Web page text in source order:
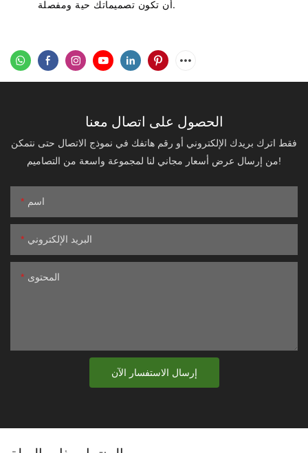
أن تكون تصميماتك حية ومفصلة.
الحصول على اتصال معنا
فقط اترك بريدك الإلكتروني أو رقم هاتفك في نموذج الاتصال حتى نتمكن
من إرسال عرض أسعار مجاني لنا لمجموعة واسعة من التصاميم!
اسم
البريد الإلكتروني
المحتوى
إرسال الاستفسار الآن